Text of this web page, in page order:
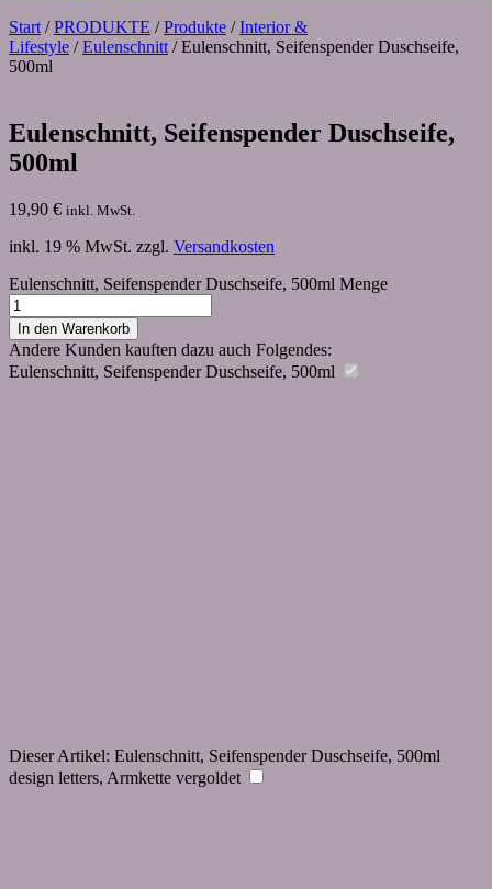
Start /PRODUKTE /Produkte /Interior &
Lifestyle /Eulenschnitt / Eulenschnitt, Seifenspender Duschseife,
500ml
Eulenschnitt, Seifenspender Duschseife,
500ml
19,90 € inkl. MwSt.
inkl. 19 % MwSt. zzgl. Versandkosten
Eulenschnitt, Seifenspender Duschseife, 500ml Menge
In den Warenkorb
Andere Kunden kauften dazu auch Folgendes:
Eulenschnitt, Seifenspender Duschseife, 500ml
Dieser Artikel: Eulenschnitt, Seifenspender Duschseife, 500ml
design letters, Armkette vergoldet